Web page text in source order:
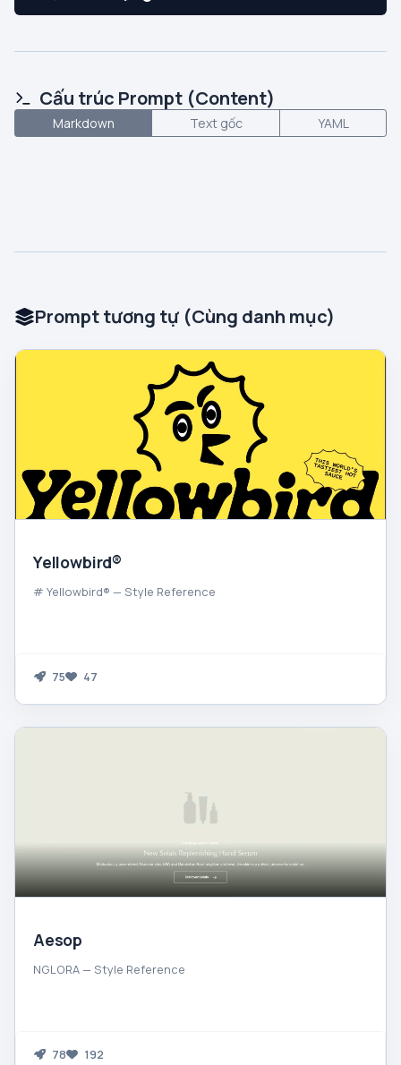
Cấu trúc Prompt (Content)
Markdown Text gốc YAML
Prompt tương tự (Cùng danh mục)
Yellowbird®
# Yellowbird® — Style Reference
75 47
Aesop
NGLORA — Style Reference
78 192